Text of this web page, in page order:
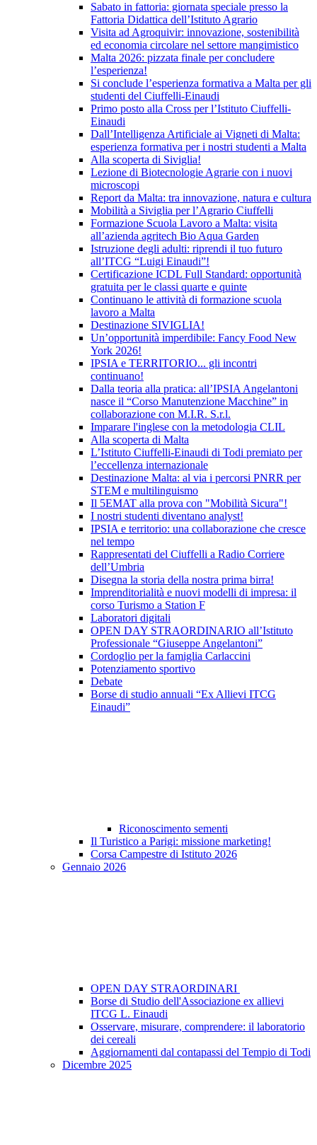
Sabato in fattoria: giornata speciale presso la
Fattoria Didattica dell’Istituto Agrario
Visita ad Agroquivir: innovazione, sostenibilità
ed economia circolare nel settore mangimistico
Malta 2026: pizzata finale per concludere
l’esperienza!
Si conclude l’esperienza formativa a Malta per gli
studenti del Ciuffelli-Einaudi
Primo posto alla Cross per l’Istituto Ciuffelli-
Einaudi
Dall’Intelligenza Artificiale ai Vigneti di Malta:
esperienza formativa per i nostri studenti a Malta
Alla scoperta di Siviglia!
Lezione di Biotecnologie Agrarie con i nuovi
microscopi
Report da Malta: tra innovazione, natura e cultura
Mobilità a Siviglia per l’Agrario Ciuffelli
Formazione Scuola Lavoro a Malta: visita
all’azienda agritech Bio Aqua Garden
Istruzione degli adulti: riprendi il tuo futuro
all’ITCG “Luigi Einaudi”!
Certificazione ICDL Full Standard: opportunità
gratuita per le classi quarte e quinte
Continuano le attività di formazione scuola
lavoro a Malta
Destinazione SIVIGLIA!
Un’opportunità imperdibile: Fancy Food New
York 2026!
IPSIA e TERRITORIO... gli incontri
continuano!
Dalla teoria alla pratica: all’IPSIA Angelantoni
nasce il “Corso Manutenzione Macchine” in
collaborazione con M.I.R. S.r.l.
Imparare l'inglese con la metodologia CLIL
Alla scoperta di Malta
L’Istituto Ciuffelli-Einaudi di Todi premiato per
l’eccellenza internazionale
Destinazione Malta: al via i percorsi PNRR per
STEM e multilinguismo
Il 5EMAT alla prova con "Mobilità Sicura"!
I nostri studenti diventano analyst!
IPSIA e territorio: una collaborazione che cresce
nel tempo
Rappresentati del Ciuffelli a Radio Corriere
dell’Umbria
Disegna la storia della nostra prima birra!
Imprenditorialità e nuovi modelli di impresa: il
corso Turismo a Station F
Laboratori digitali
OPEN DAY STRAORDINARIO all’Istituto
Professionale “Giuseppe Angelantoni”
Cordoglio per la famiglia Carlaccini
Potenziamento sportivo
Debate
Borse di studio annuali “Ex Allievi ITCG
Einaudi”
Riconoscimento sementi
Il Turistico a Parigi: missione marketing!
Corsa Campestre di Istituto 2026
Gennaio 2026
OPEN DAY STRAORDINARI
Borse di Studio dell'Associazione ex allievi
ITCG L. Einaudi
Osservare, misurare, comprendere: il laboratorio
dei cereali
Aggiornamenti dal contapassi del Tempio di Todi
Dicembre 2025